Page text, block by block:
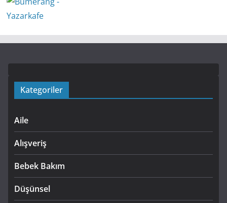
Kategoriler
Aile
Alışveriş
Bebek Bakım
Düşünsel